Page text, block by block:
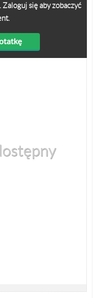
się aby zobaczyć